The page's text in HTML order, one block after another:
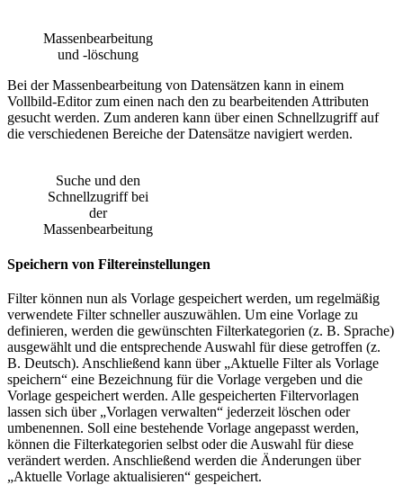
Massenbearbeitung
und -löschung
Bei der Massenbearbeitung von Datensätzen kann in einem
Vollbild-Editor zum einen nach den zu bearbeitenden Attributen
gesucht werden. Zum anderen kann über einen Schnellzugriff auf
die verschiedenen Bereiche der Datensätze navigiert werden.
Suche und den
Schnellzugriff bei
der
Massenbearbeitung
Speichern von Filtereinstellungen
Filter können nun als Vorlage gespeichert werden, um regelmäßig
verwendete Filter schneller auszuwählen. Um eine Vorlage zu
definieren, werden die gewünschten Filterkategorien (z. B. Sprache)
ausgewählt und die entsprechende Auswahl für diese getroffen (z.
B. Deutsch). Anschließend kann über „Aktuelle Filter als Vorlage
speichern“ eine Bezeichnung für die Vorlage vergeben und die
Vorlage gespeichert werden. Alle gespeicherten Filtervorlagen
lassen sich über „Vorlagen verwalten“ jederzeit löschen oder
umbenennen. Soll eine bestehende Vorlage angepasst werden,
können die Filterkategorien selbst oder die Auswahl für diese
verändert werden. Anschließend werden die Änderungen über
„Aktuelle Vorlage aktualisieren“ gespeichert.